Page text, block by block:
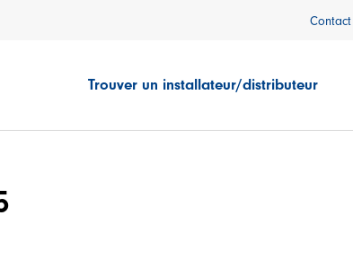
Trouver un installateur/distributeur
Contact